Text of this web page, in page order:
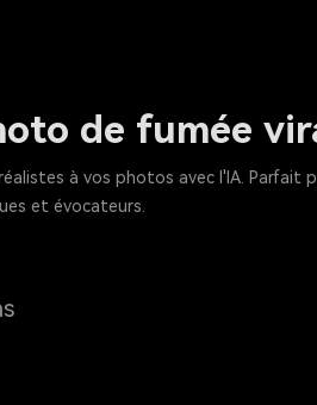
de fumée
à vos photos avec l'IA. Parfait
et évocateurs.